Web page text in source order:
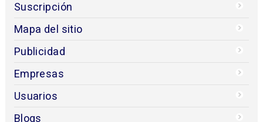
Suscripción
Mapa del sitio
Publicidad
Empresas
Usuarios
Blogs